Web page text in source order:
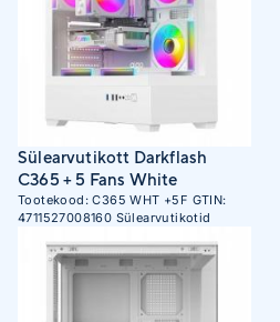
Sülearvutikott Darkflash
C365 + 5 Fans White
Tootekood:C365 WHT +5F GTIN:
4711527008160 Sülearvutikotid